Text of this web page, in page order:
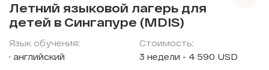
Летний языковой лагерь для
детей в Сингапуре (MDIS)
Язык обучения:
английский
Стоимость:
3 недели - 4 590 USD